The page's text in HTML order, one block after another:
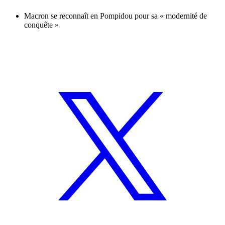
Macron se reconnaît en Pompidou pour sa « modernité de
conquête »